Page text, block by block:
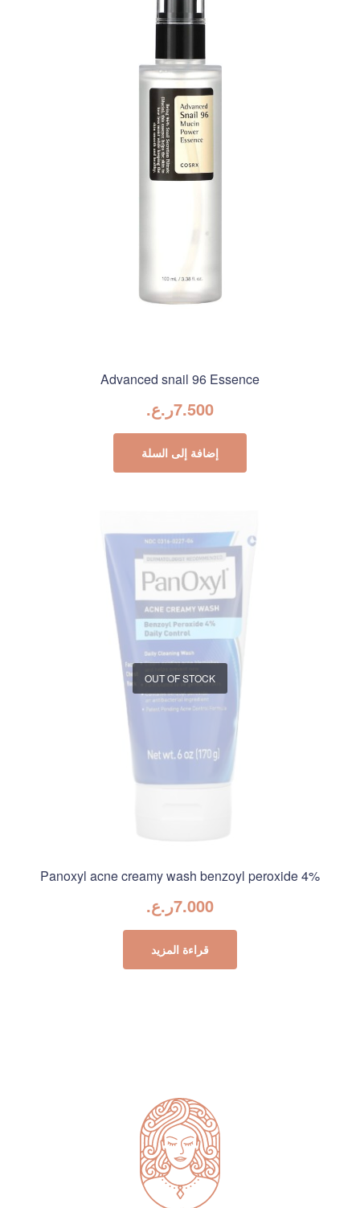
Advanced snail 96 Essence
7.500ر.ع.
إضافة إلى السلة
OUT OF STOCK
%Panoxyl acne creamy wash benzoyl peroxide 4
7.000ر.ع.
قراءة المزيد